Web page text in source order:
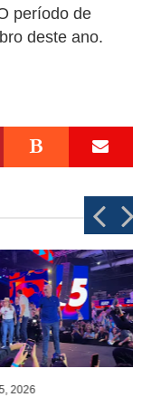
período de
deste ano.
2026
P
r
e
v
N
e
x
t